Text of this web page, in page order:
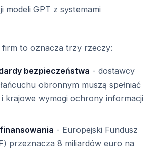
modeli GPT z systemami
firm to oznacza trzy rzeczy:
bezpieczeństwa - dostawcy
obronnym muszą spełniać
krajowe wymogi ochrony informacji
- Europejski Fundusz
przeznacza 8 miliardów euro na